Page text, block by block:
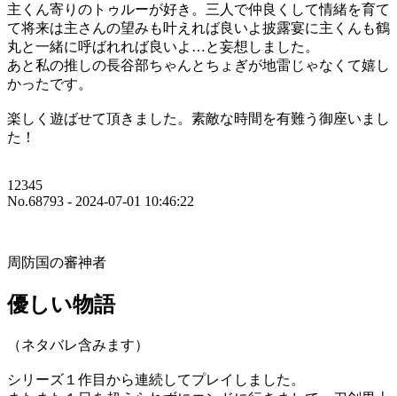
主くん寄りのトゥルーが好き。三人で仲良くして情緒を育て
て将来は主さんの望みも叶えれば良いよ披露宴に主くんも鶴
丸と一緒に呼ばれれば良いよ…と妄想しました。
あと私の推しの長谷部ちゃんとちょぎが地雷じゃなくて嬉し
かったです。
楽しく遊ばせて頂きました。素敵な時間を有難う御座いまし
た！
12345
No.68793 - 2024-07-01 10:46:22
周防国の審神者
優しい物語
（ネタバレ含みます）
シリーズ１作目から連続してプレイしました。